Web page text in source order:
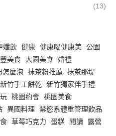
(13)
孅飲 健康 健康喝健康美 公園
美食 大園美食 婚禮
怎麼泡 抹茶粉推薦 抹茶那堤
新竹手工餅乾 新竹獨家伴手禮
桃園約會 桃園美食
異國料理
禁慾系體重管理飲品
草莓巧克力 蛋糕 閱讀
露營